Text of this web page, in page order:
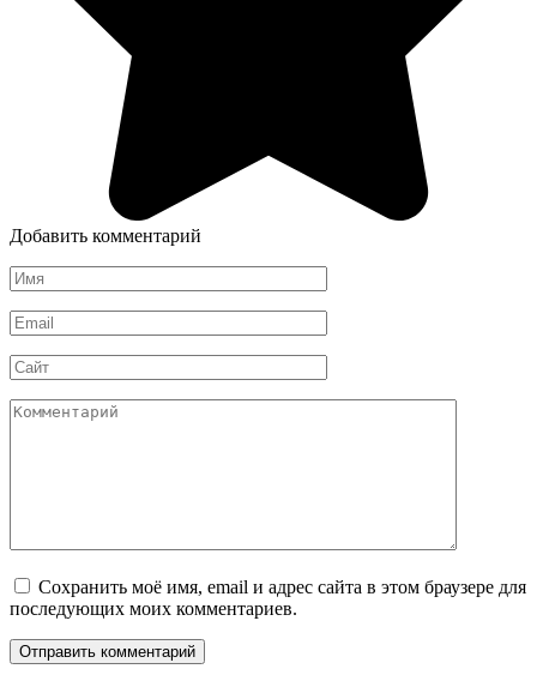
Добавить комментарий
Имя
*
Email
*
Сайт
Комментарий
Сохранить моё имя, email и адрес сайта в этом браузере для
последующих моих комментариев.